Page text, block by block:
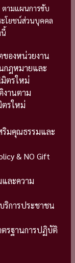
ตามแผนการขับ
โยชน์ส่วนบุคคล
ของหน่วยงาน
หมายและ
ตรใหม่
านตาม
ตรใหม่
ริมคุณธรรมและ
& NO Gift
ะความ
ารประชาชน
านการปฏิบัติ